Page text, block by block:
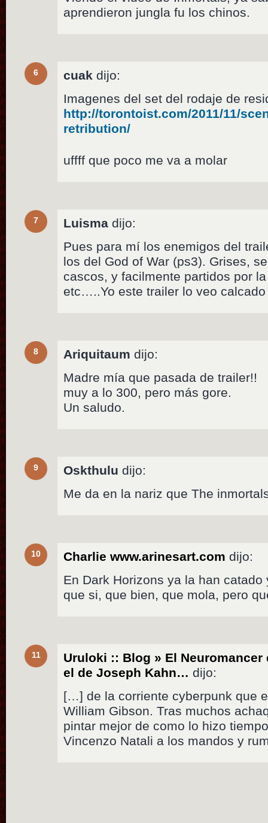
aprendieron jungla fu los chinos.
6 cuak dijo:
Imagenes del set del rodaje de
http://torontoist.com/2011/11/
retribution/
uffff que poco me va a molar
7 Luisma dijo:
Pues para mí los enemigos del
los del God of War (ps3). Grises,
cascos, y facilmente partidos por
etc…..Yo este trailer lo veo
8 Ariquitaum dijo:
Madre mía que pasada de trailer!!
muy a lo 300, pero más gore.
Un saludo.
9 Oskthulu dijo:
Me da en la nariz que The
10 Charlie www.arinesart.com dijo:
En Dark Horizons ya la han
que si, que bien, que mola, pero
11
Uruloki :: Blog » El
el de Joseph Kahn… dijo:
[…] de la corriente cyberpunk que
William Gibson. Tras muchos
pintar mejor de como lo hizo
Vincenzo Natali a los mandos y